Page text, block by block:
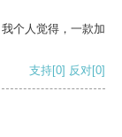
个人觉得，一款加
支持[0] 反对[0]